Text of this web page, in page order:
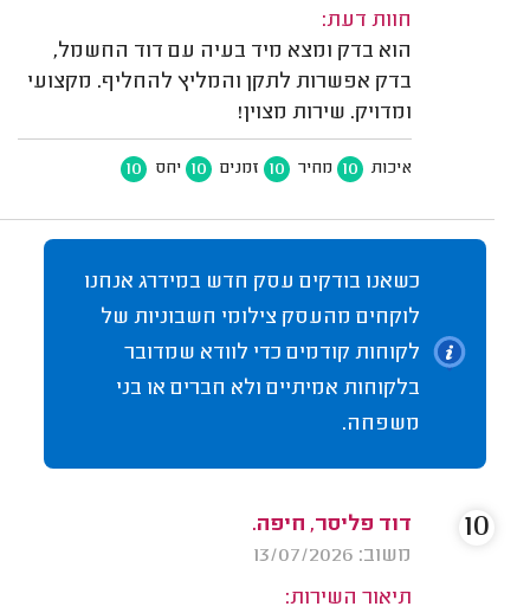
חוות דעת:
הוא בדק ומצא מיד בעיה עם דוד החשמל,
בדק אפשרות לתקן והמליץ להחליף. מקצועי
ומדויק. שירות מצוין!
איכות 10 מחיר 10 זמנים 10 יחס 10
כשאנו בודקים עסק חדש במידרג אנחנו
לוקחים מהעסק צילומי חשבוניות של
לקוחות קודמים כדי לוודא שמדובר
בלקוחות אמיתיים ולא חברים או בני
משפחה.
דוד פליסר, חיפה.
משוב: 13/07/2026
תיאור השירות:
10